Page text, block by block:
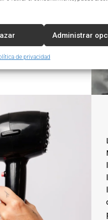
Administrar
de privacidad
adaptada a las
negocio.